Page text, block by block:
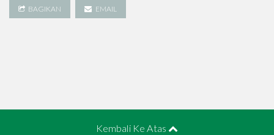
BAGIKAN EMAIL
Kembali Ke Atas